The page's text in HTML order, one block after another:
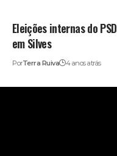
Eleições internas do
em Silves
PorTerra Ruiva 4 anos atrás